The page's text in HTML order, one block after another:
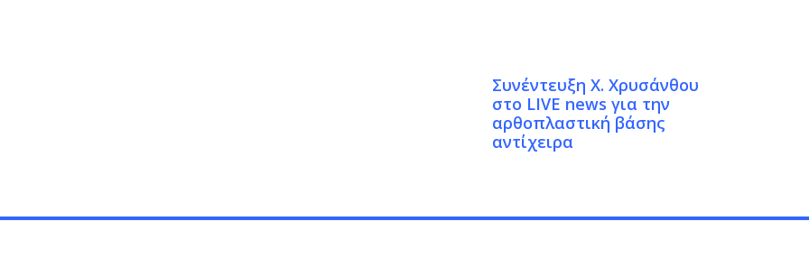
Συνέντευξη Χ. Χρυσάνθου
στο LIVE news για την
αρθοπλαστική βάσης
αντίχειρα